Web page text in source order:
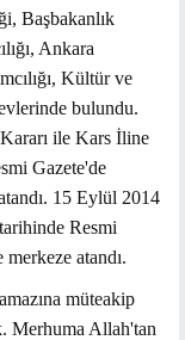
Başbakanlık
Ankara
Kültür ve
bulundu.
ile Kars İline
Gazete'de
15 Eylül 2014
Resmi
atandı.
müteakip
Merhuma Allah'tan